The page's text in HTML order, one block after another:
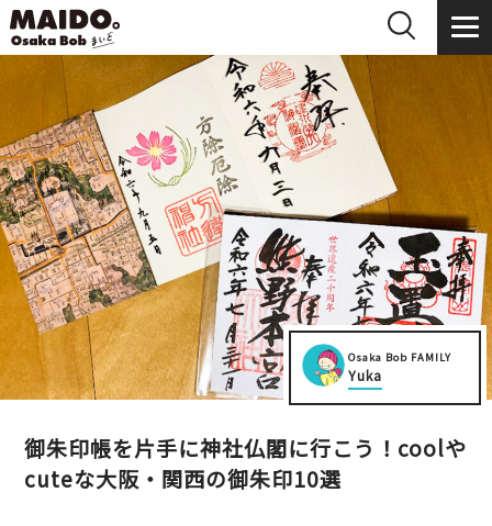
Osaka Bob FAMILY
Yuka
御朱印帳を片手に神社仏閣に行こう！coolや
cuteな大阪・関西の御朱印10選